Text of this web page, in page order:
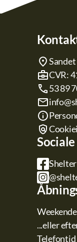
CVR:
53 89
...eller
Telefontid